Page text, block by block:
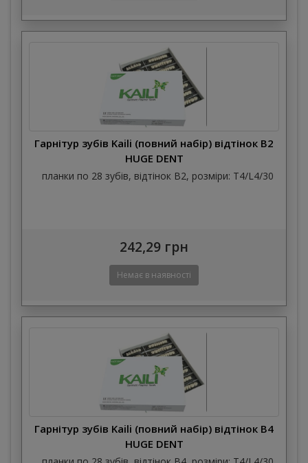
Гарнітур зубів Kaili (повний набір) відтінок B2
HUGE DENT
планки по 28 зубів, відтінок B2, розміри: T4/L4/30
242,29 грн
Гарнітур зубів Kaili (повний набір) відтінок B4
HUGE DENT